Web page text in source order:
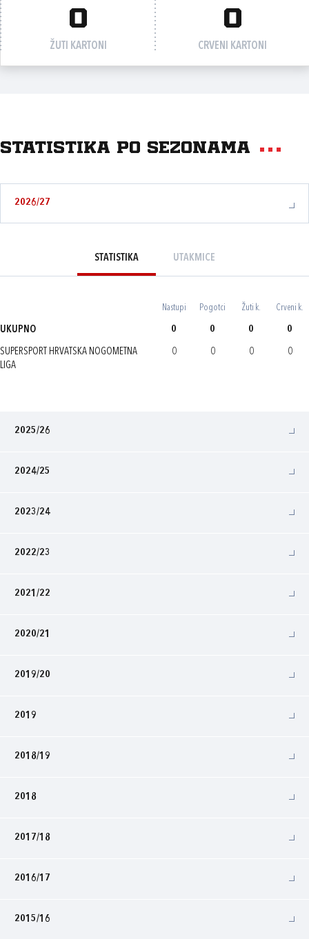
0
ŽUTI KARTONI
0
CRVENI KARTONI
Statistika po sezonama
2026/27
STATISTIKA UTAKMICE
Nastupi Pogotci Žuti k. Crveni k.
UKUPNO 0 0 0 0
SUPERSPORT HRVATSKA NOGOMETNA
LIGA
0 0 0 0
2025/26
2024/25
2023/24
2022/23
2021/22
2020/21
2019/20
2019
2018/19
2018
2017/18
2016/17
2015/16